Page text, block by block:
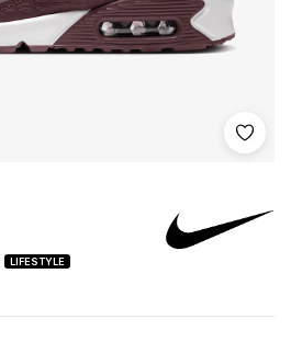
Shto
LIFESTYLE